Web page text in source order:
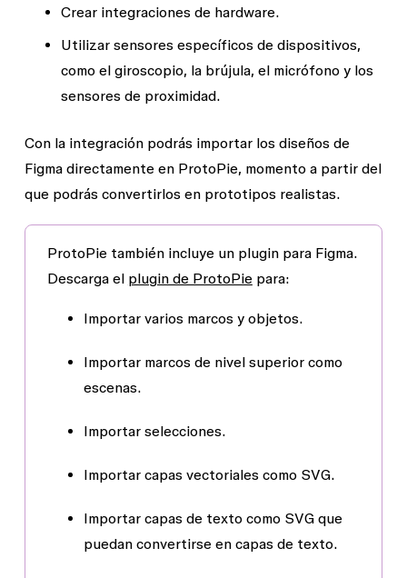
Crear integraciones de hardware.
Utilizar sensores específicos de dispositivos,
como el giroscopio, la brújula, el micrófono y los
sensores de proximidad.
Con la integración podrás importar los diseños de
Figma directamente en ProtoPie, momento a partir del
que podrás convertirlos en prototipos realistas.
ProtoPie también incluye un plugin para Figma.
Descarga el plugin de ProtoPiepara:
Importar varios marcos y objetos.
Importar marcos de nivel superior como
escenas.
Importar selecciones.
Importar capas vectoriales como SVG.
Importar capas de texto como SVG que
puedan convertirse en capas de texto.